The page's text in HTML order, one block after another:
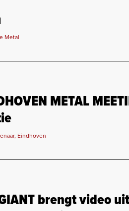
Metal
METAL
Eindhoven
brengt video